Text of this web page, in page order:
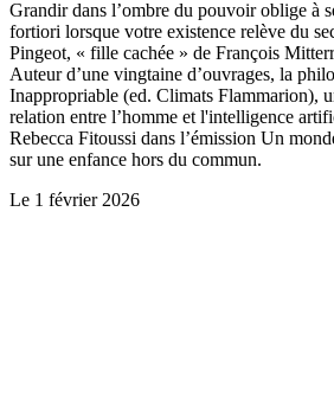
Grandir dans l’ombre du pouvoir oblige à
fortiori lorsque votre existence relève du
Pingeot, « fille cachée » de François
Auteur d’une vingtaine d’ouvrages, la
Inappropriable (ed. Climats Flammarion),
relation entre l’homme et l'intelligence
Rebecca Fitoussi dans l’émission Un
sur une enfance hors du commun.
Le 1 février 2026